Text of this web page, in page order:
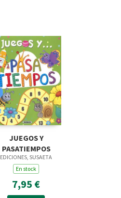
JUEGOS Y
PASATIEMPOS
EDICIONES, SUSAETA
En stock
7,95 €